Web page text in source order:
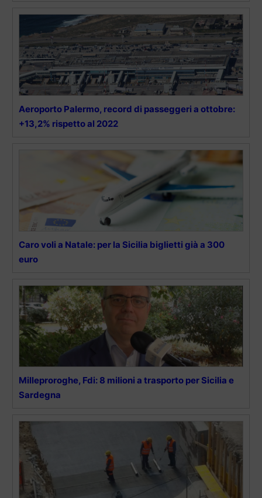
Aeroporto Palermo, record di passeggeri a ottobre:
+13,2% rispetto al 2022
Caro voli a Natale: per la Sicilia biglietti già a 300
euro
Milleproroghe, Fdi: 8 milioni a trasporto per Sicilia e
Sardegna